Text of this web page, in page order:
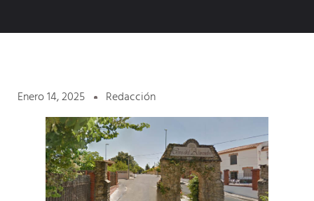
Enero 14, 2025 Redacción